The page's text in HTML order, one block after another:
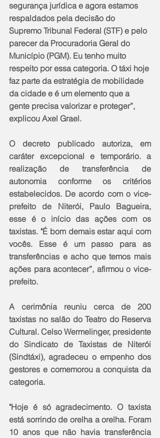
segurança jurídica e agora estamos
respaldados pela decisão do
Supremo Tribunal Federal (STF) e pelo
parecer da Procuradoria Geral do
Município (PGM). Eu tenho muito
respeito por essa categoria. O táxi hoje
faz parte da estratégia de mobilidade
da cidade e é um elemento que a
gente precisa valorizar e proteger”,
explicou Axel Grael.
O decreto publicado autoriza, em
caráter excepcional e temporário. a
realização de transferência de
autonomia conforme os critérios
estabelecidos. De acordo com o vice-
prefeito de Niterói, Paulo Bagueira,
esse é o início das ações com os
taxistas. "É bom demais estar aqui com
vocês. Esse é um passo para as
transferências e acho que temos mais
ações para acontecer”, afirmou o vice-
prefeito.
A cerimônia reuniu cerca de 200
taxistas no salão do Teatro do Reserva
Cultural. Celso Wermelinger, presidente
do Sindicato de Taxistas de Niterói
(Sindtáxi), agradeceu o empenho dos
gestores e comemorou a conquista da
categoria.
"Hoje é só agradecimento. O taxista
está sorrindo de orelha a orelha. Foram
10 anos que não havia transferência